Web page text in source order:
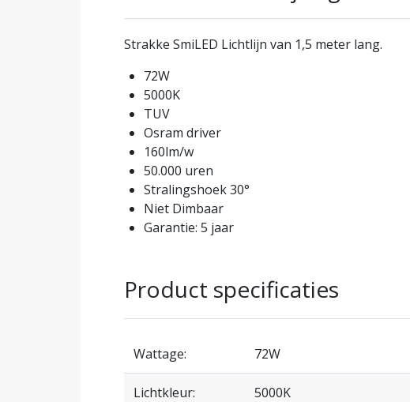
Strakke SmiLED Lichtlijn van 1,5 meter lang.
72W
5000K
TUV
Osram driver
160lm/w
50.000 uren
Stralingshoek 30°
Niet Dimbaar
Garantie: 5 jaar
Product specificaties
Wattage: 72W
Lichtkleur: 5000K